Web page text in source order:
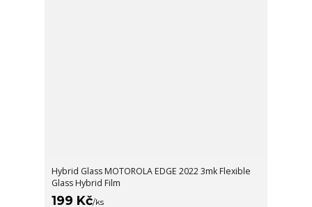
Hybrid Glass MOTOROLA EDGE 2022 3mk Flexible
Glass Hybrid Film
199 Kč/ks